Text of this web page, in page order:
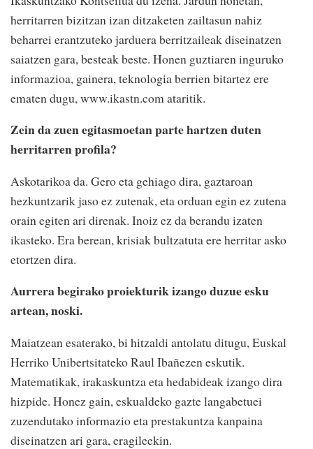
herritarren bizitzan izan ditzaketen zailtasun nahiz
beharrei erantzuteko jarduera berritzaileak diseinatzen
saiatzen gara, besteak beste. Honen guztiaren inguruko
informazioa, gainera, teknologia berrien bitartez ere
ematen dugu, www.ikastn.com ataritik.
Zein da zuen egitasmoetan parte hartzen duten
herritarren profila?
Askotarikoa da. Gero eta gehiago dira, gaztaroan
hezkuntzarik jaso ez zutenak, eta orduan egin ez zutena
orain egiten ari direnak. Inoiz ez da berandu izaten
ikasteko. Era berean, krisiak bultzatuta ere herritar asko
etortzen dira.
Aurrera begirako proiekturik izango duzue esku
artean, noski.
Maiatzean esaterako, bi hitzaldi antolatu ditugu, Euskal
Herriko Unibertsitateko Raul Ibañezen eskutik.
Matematikak, irakaskuntza eta hedabideak izango dira
hizpide. Honez gain, eskualdeko gazte langabetuei
zuzendutako informazio eta prestakuntza kanpaina
diseinatzen ari gara, eragileekin.